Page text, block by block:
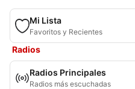
Mi Lista
Favoritos y Recientes
Radios
Radios Principales
Radios más escuchadas